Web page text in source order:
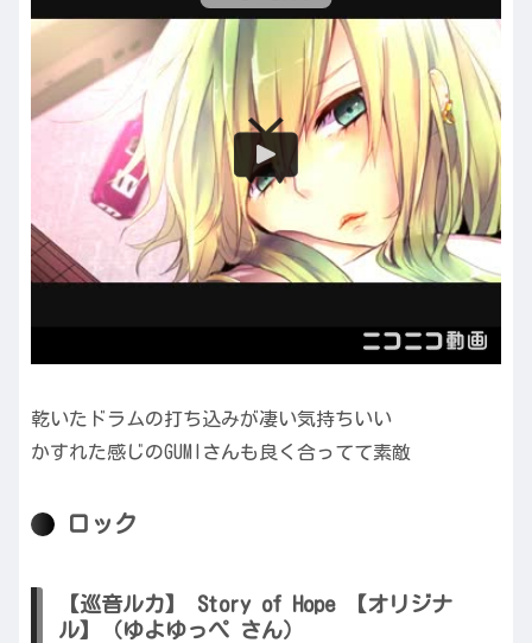
乾いたドラムの打ち込みが凄い気持ちいい
かすれた感じのGUMIさんも良く合ってて素敵
ロック
【巡音ルカ】 Story of Hope 【オリジナ
ル】（ゆよゆっぺ さん）